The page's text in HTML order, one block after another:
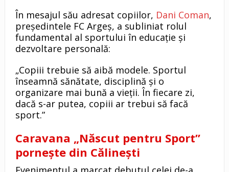
În mesajul său adresat copiilor, Dani Coman,
președintele FC Argeș, a subliniat rolul
fundamental al sportului în educație și
dezvoltare personală:
„Copiii trebuie să aibă modele. Sportul
înseamnă sănătate, disciplină și o
organizare mai bună a vieții. În fiecare zi,
dacă s-ar putea, copiii ar trebui să facă
sport.”
Caravana „Născut pentru Sport”
pornește din Călinești